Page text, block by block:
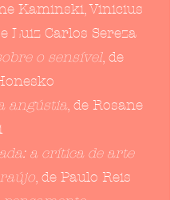
Kaminski, Vinicius
Luiz Carlos Sereza
o sensível, de
angústia, de Rosane
a crítica de arte
, de Paulo Reis